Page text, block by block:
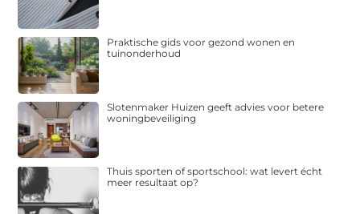
Praktische gids voor gezond wonen en
tuinonderhoud
Slotenmaker Huizen geeft advies voor betere
woningbeveiliging
Thuis sporten of sportschool: wat levert écht
meer resultaat op?